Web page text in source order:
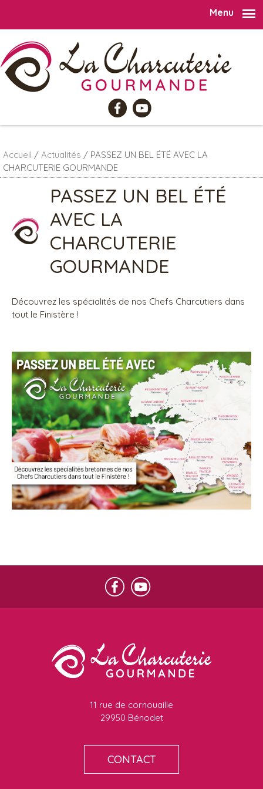
Menu
Accueil / Actualités / PASSEZ UN BEL ÉTÉ AVEC LA
CHARCUTERIE GOURMANDE
PASSEZ UN BEL ÉTÉ
AVEC LA
CHARCUTERIE
GOURMANDE
Découvrez les spécialités de nos Chefs Charcutiers dans
tout le Finistère !
11 rue de cornouaille
29950 Bénodet
CONTACT